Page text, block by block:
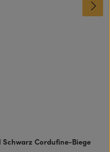
Schwarz Cordufine-Biege